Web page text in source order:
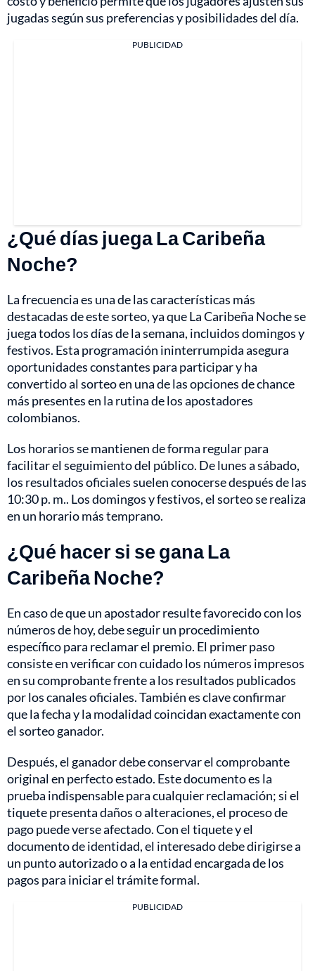
jugadas según sus preferencias y posibilidades del día.
PUBLICIDAD
¿Qué días juega La Caribeña
Noche?
La frecuencia es una de las características más
destacadas de este sorteo, ya que La Caribeña Noche se
juega todos los días de la semana, incluidos domingos y
festivos. Esta programación ininterrumpida asegura
oportunidades constantes para participar y ha
convertido al sorteo en una de las opciones de chance
más presentes en la rutina de los apostadores
colombianos.
Los horarios se mantienen de forma regular para
facilitar el seguimiento del público. De lunes a sábado,
los resultados oficiales suelen conocerse después de las
10:30 p. m.. Los domingos y festivos, el sorteo se realiza
en un horario más temprano.
¿Qué hacer si se gana La
Caribeña Noche?
En caso de que un apostador resulte favorecido con los
números de hoy, debe seguir un procedimiento
específico para reclamar el premio. El primer paso
consiste en verificar con cuidado los números impresos
en su comprobante frente a los resultados publicados
por los canales oficiales. También es clave confirmar
que la fecha y la modalidad coincidan exactamente con
el sorteo ganador.
Después, el ganador debe conservar el comprobante
original en perfecto estado. Este documento es la
prueba indispensable para cualquier reclamación; si el
tiquete presenta daños o alteraciones, el proceso de
pago puede verse afectado. Con el tiquete y el
documento de identidad, el interesado debe dirigirse a
un punto autorizado o a la entidad encargada de los
pagos para iniciar el trámite formal.
PUBLICIDAD